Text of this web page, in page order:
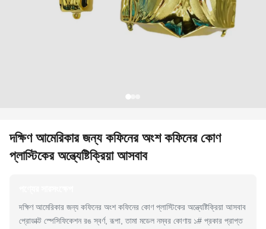
দক্ষিণ আমেরিকার জন্য কফিনের অংশ কফিনের কোণ
প্লাস্টিকের অন্ত্যেষ্টিক্রিয়া আসবাব
দক্ষিণ আমেরিকার জন্য কফিনের অংশ কফিনের কোণ প্লাস্টিকের অন্ত্যেষ্টিক্রিয়া আসবাব
প্রোডাক্ট স্পেসিফিকেশন রঙ স্বর্ণ, রূপা, তামা মডেল নম্বর কোণায় ১# প্রকার প্রাপ্ত